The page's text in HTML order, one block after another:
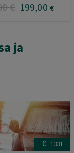
€ 199,00 €
ja
1331